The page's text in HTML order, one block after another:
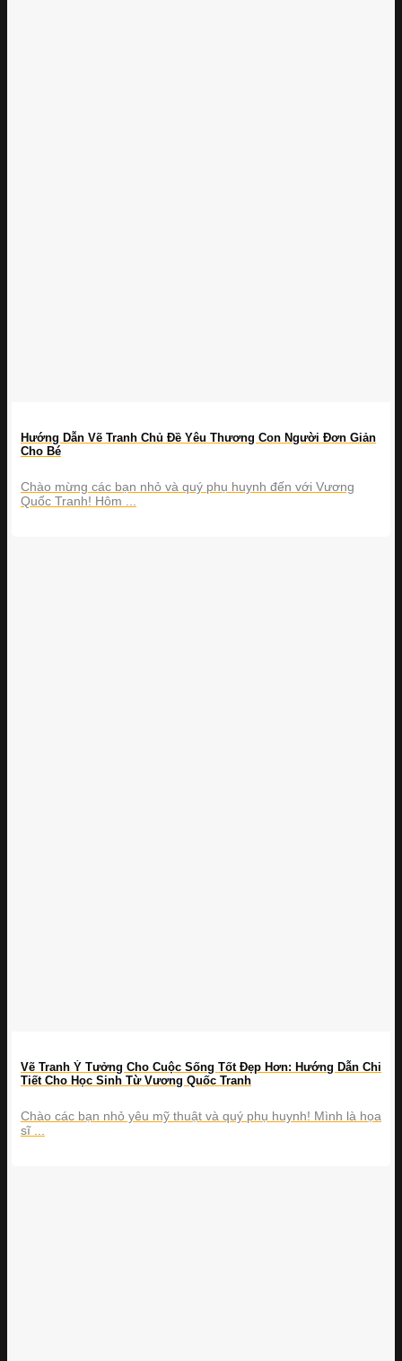
Hướng Dẫn Vẽ Tranh Chủ Đề Yêu Thương Con Người Đơn Giản
Cho Bé
Chào mừng các bạn nhỏ và quý phụ huynh đến với Vương
Quốc Tranh! Hôm ...
Vẽ Tranh Ý Tưởng Cho Cuộc Sống Tốt Đẹp Hơn: Hướng Dẫn Chi
Tiết Cho Học Sinh Từ Vương Quốc Tranh
Chào các bạn nhỏ yêu mỹ thuật và quý phụ huynh! Mình là họa
sĩ ...